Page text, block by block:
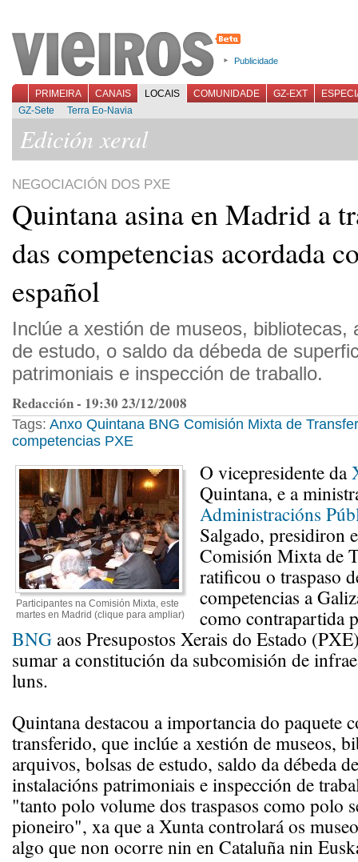
Publicidade
PRIMEIRA CANAIS LOCAIS COMUNIDADE GZ-EXT
GZ-Sete
Terra Eo-Navia
Edición xeral
NEGOCIACIÓN DOS PXE
Quintana asina en Madrid a
das competencias acordada
español
Inclúe a xestión de museos, bibliotecas,
de estudo, o saldo da débeda de
patrimoniais e inspección de traballo.
Redacción - 19:30 23/12/2008
Tags: Anxo Quintana BNG Comisión Mixta de
competencias PXE
Participantes na Comisión Mixta, este
martes en Madrid (clique para ampliar)
O vicepresidente da
Quintana, e a
Administracións
Salgado, presidiron
Comisión Mixta de
ratificou o traspaso
competencias a
como contrapartida
BNGaos Presupostos Xerais do Estado
sumar a constitución da subcomisión de
luns.
Quintana destacou a importancia do paquete
transferido, que inclúe a xestión de museos,
arquivos, bolsas de estudo, saldo da débeda
instalacións patrimoniais e inspección de
"tanto polo volume dos traspasos como polo
pioneiro", xa que a Xunta controlará os
algo que non ocorre nin en Cataluña nin